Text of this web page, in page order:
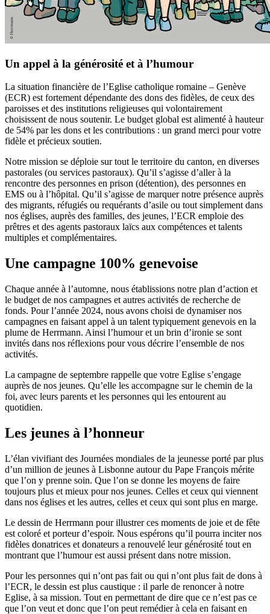
Un appel à la générosité et à l’humour
La situation financière de l’Eglise catholique romaine – Genève
(ECR) est fortement dépendante des dons des fidèles, de ceux des
paroisses et des institutions religieuses qui volontairement
choisissent de nous soutenir. Le budget global est alimenté à hauteur
de 54% par les dons et les contributions : un grand merci pour votre
fidèle et précieux soutien.
Notre mission se déploie sur tout le territoire du canton, en diverses
pastorales (ou services pastoraux). Qu’il s’agisse d’aller à la
rencontre des personnes en prison (détention), des personnes en
EMS ou à l’hôpital. Qu’il s’agisse de marquer notre présence auprès
des migrants, réfugiés ou requérants d’asile ou tout simplement dans
nos églises, auprès des familles, des jeunes, l’ECR emploie des
prêtres et des agents pastoraux laïcs aux compétences et talents
multiples et complémentaires.
Une campagne 100% genevoise
Chaque année à l’automne, nous établissions notre plan d’action et
le budget de nos campagnes et autres activités de recherche de
fonds. Pour l’année 2024, nous avons choisi de dynamiser nos
campagnes en faisant appel à un talent typiquement genevois en la
plume de Herrmann. Ainsi l’humour et un brin d’ironie se sont
invités dans nos réflexions pour vous décrire l’ensemble de nos
activités.
La campagne de septembre rappelle que votre Eglise s’engage
auprès de nos jeunes. Qu’elle les accompagne sur le chemin de la
foi, avec leurs parents et les personnes qui les entourent au
quotidien.
Les jeunes à l’honneur
L’élan vivifiant des Journées mondiales de la jeunesse porté par plus
d’un million de jeunes à Lisbonne autour du Pape François mérite
que l’on y prenne soin. Que l’on se donne les moyens de faire
toujours plus et mieux pour nos jeunes. Celles et ceux qui viennent
dans nos églises et les autres, celles et ceux qui sont plus en marge.
Le dessin de Herrmann pour illustrer ces moments de joie et de fête
est coloré et porteur d’espoir. Nous espérons qu’il pourra inciter nos
fidèles donatrices et donateurs a renouvelé leur générosité tout en
montrant que l’humour est aussi présent dans notre mission.
Pour les personnes qui n’ont pas fait ou qui n’ont plus fait de dons à
l’ECR, le dessin est plus caustique : il parle de renoncer à notre
Eglise, à sa mission. Tout en permettant de dire que ce n’est pas ce
que l’on veut et donc que l’on peut remédier à cela en faisant en